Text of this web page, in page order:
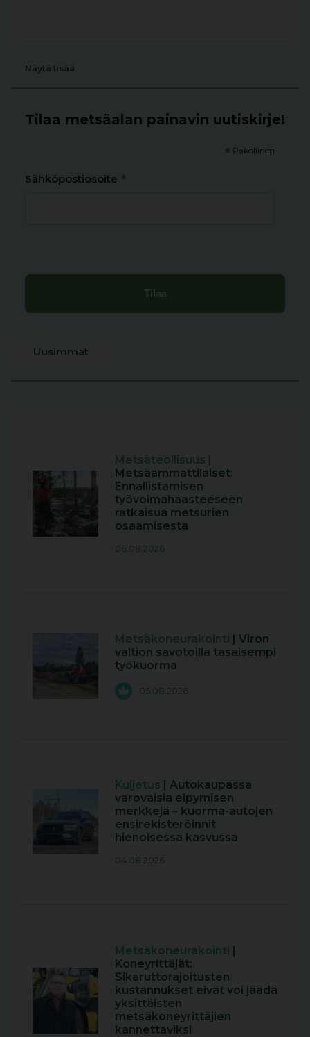
Näytä lisää
Tilaa metsäalan painavin uutiskirje!
* Pakollinen
Sähköpostiosoite *
Uusimmat
Metsäteollisuus |
Metsäammattilaiset:
Ennallistamisen
työvoimahaasteeseen
ratkaisua metsurien
osaamisesta
06.08.2026
Metsäkoneurakointi | Viron
valtion savotoilla tasaisempi
työkuorma
05.08.2026
Kuljetus | Autokaupassa
varovaisia elpymisen
merkkejä – kuorma-autojen
ensirekisteröinnit
hienoisessa kasvussa
04.08.2026
Metsäkoneurakointi |
Koneyrittäjät:
Sikaruttorajoitusten
kustannukset eivät voi jäädä
yksittäisten
metsäkoneyrittäjien
kannettaviksi